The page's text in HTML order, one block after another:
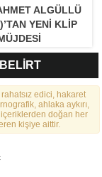
ALGÜLLÜ
YENI KLIP
edici, hakaret
ahlaka aykırı,
doğan her
kişiye aittir.